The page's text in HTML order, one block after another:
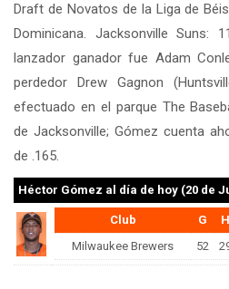
Draft de Novatos de la Liga de
Dominicana. Jacksonville Suns:
lanzador ganador fue Adam
perdedor Drew Gagnon
efectuado en el parque The
de Jacksonville; Gómez cuenta
de .165.
Héctor Gómez al día de hoy (20 de
Club G H
Milwaukee Brewers
52